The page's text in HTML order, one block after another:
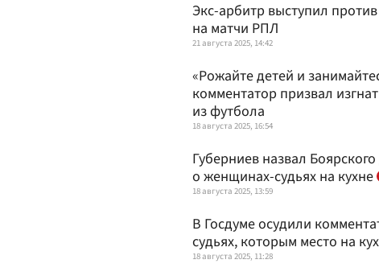
Экс-арбитр выступил
на матчи РПЛ
21 августа 2025, 14:42
«Рожайте детей и
комментатор призвал
из футбола
18 августа 2025, 16:54
Губерниев назвал
о женщинах-судьях на кухне
18 августа 2025, 13:59
В Госдуме осудили
судьях, которым место на
18 августа 2025, 11:28